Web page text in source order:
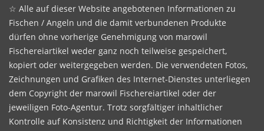
☆ Alle auf dieser Website angebotenen Informationen zu
Fischen / Angeln und die damit verbundenen Produkte
dürfen ohne vorherige Genehmigung von marowil
Fischereiartikel weder ganz noch teilweise gespeichert,
kopiert oder weitergegeben werden. Die verwendeten Fotos,
Zeichnungen und Grafiken des Internet-Dienstes unterliegen
dem Copyright der marowil Fischereiartikel oder der
jeweiligen Foto-Agentur. Trotz sorgfältiger inhaltlicher
Kontrolle auf Konsistenz und Richtigkeit der Informationen